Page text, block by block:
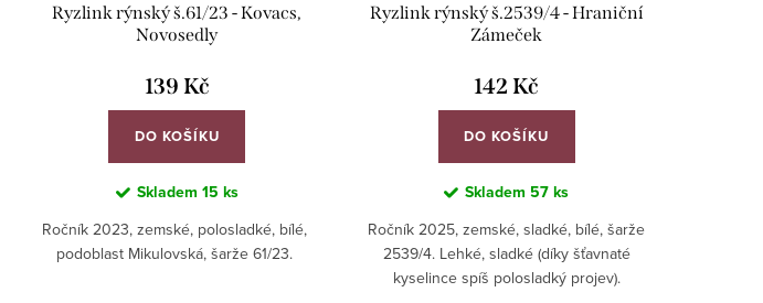
Ryzlink rýnský š.61/23 - Kovacs,
Novosedly
139 Kč
DO KOŠÍKU
Skladem 15 ks
Ročník 2023, zemské, polosladké, bílé,
podoblast Mikulovská, šarže 61/23.
Ryzlink rýnský š.2539/4 - Hraniční
Zámeček
142 Kč
DO KOŠÍKU
Skladem57 ks
Ročník 2025, zemské, sladké, bílé, šarže
2539/4. Lehké, sladké (díky šťavnaté
kyselince spíš polosladký projev).